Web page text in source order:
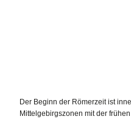
Der Beginn der Römerzeit ist
Mittelgebirgszonen mit der